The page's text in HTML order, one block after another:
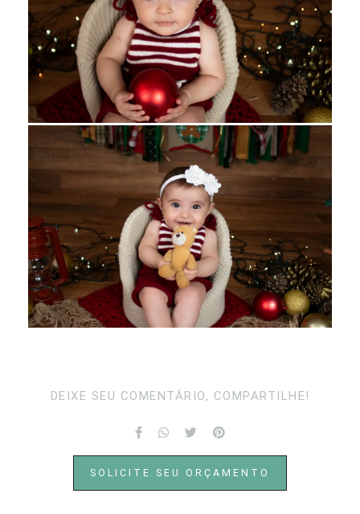
DEIXE SEU COMENTÁRIO, COMPARTILHE!
SOLICITE SEU ORÇAMENTO